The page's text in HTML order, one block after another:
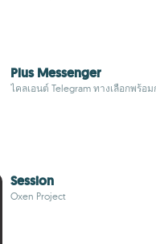
Plus Messenger
ไคลเอนต์ Telegram ทางเลือกพร้อ
Session
Oxen Project